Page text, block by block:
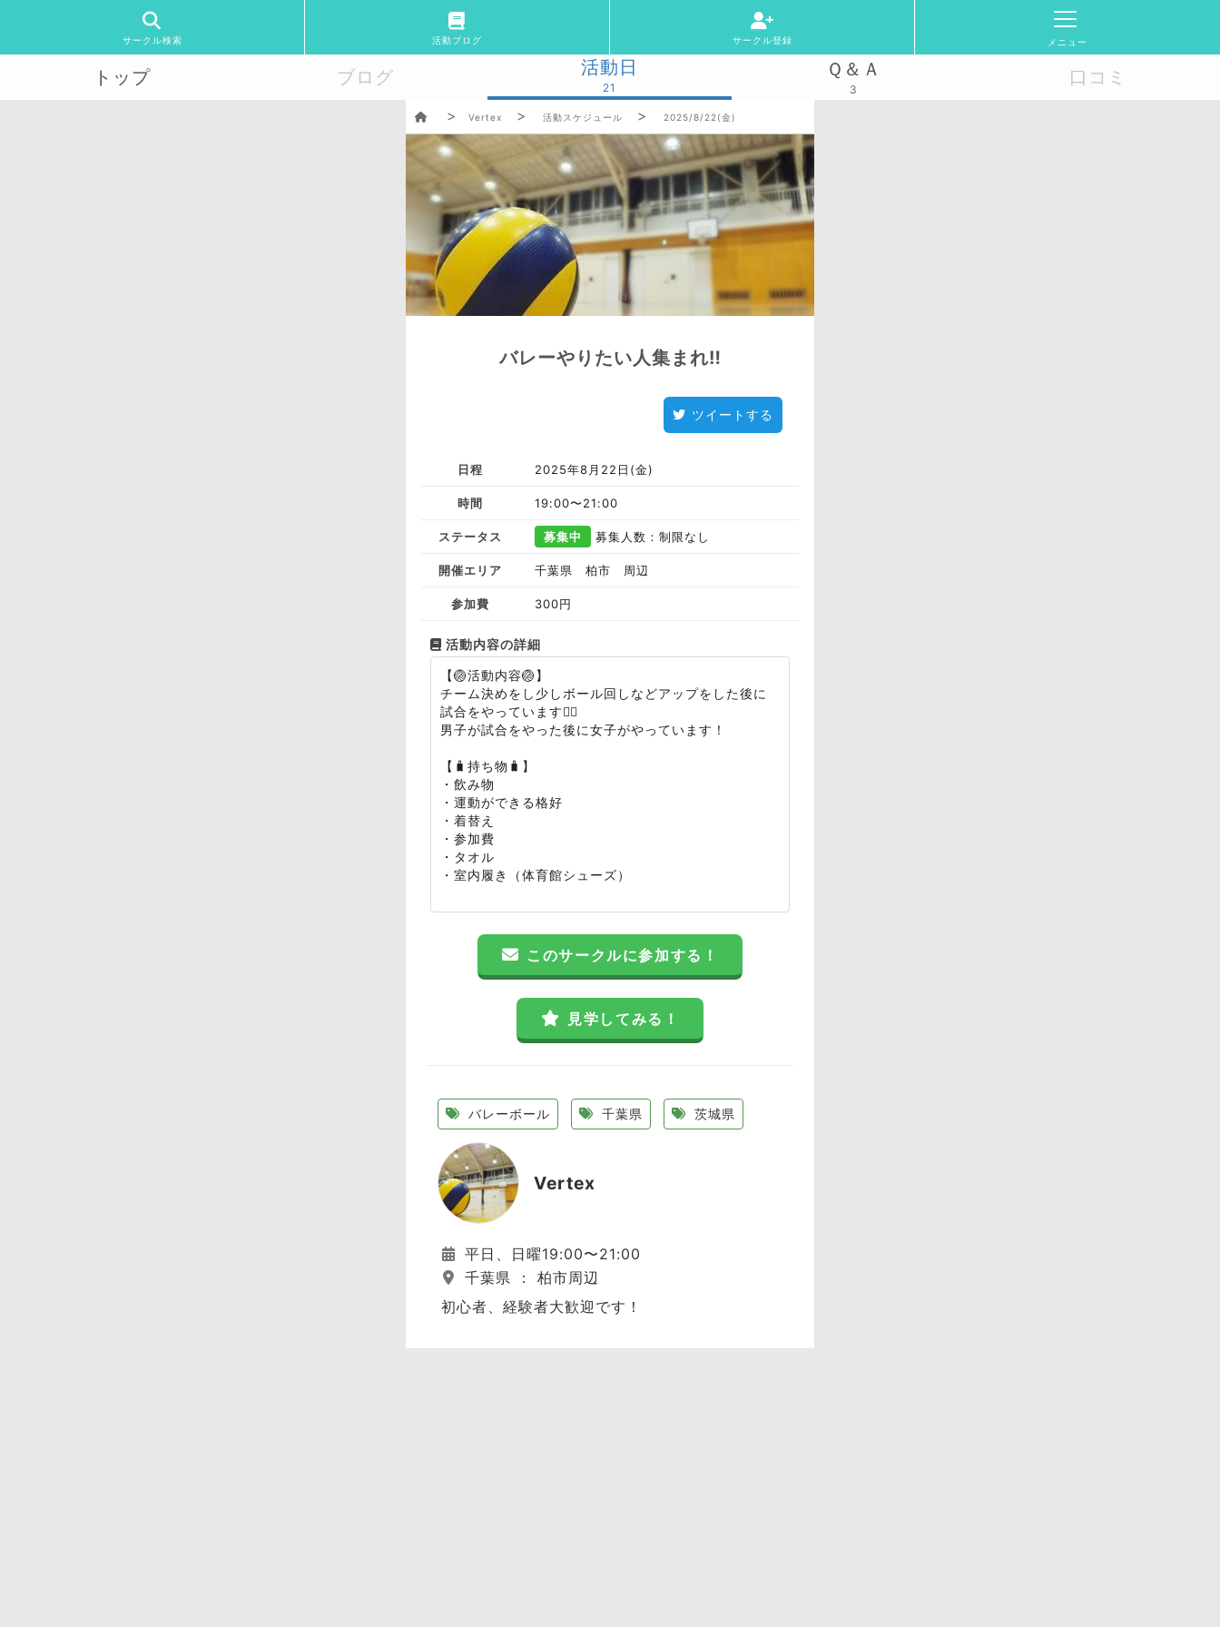
サークル検索 活動ブログ サークル登録 メニュー
トップ ブログ 活動日
21
Ｑ＆Ａ
3
口コミ
Vertex 活動スケジュール 2025/8/22(金)
バレーやりたい人集まれ‼︎
ツイートする
日程 2025年8月22日(金)
時間 19:00〜21:00
ステータス 募集中 募集人数：制限なし
開催エリア 千葉県 柏市 周辺
参加費 300円
活動内容の詳細
【🏐活動内容🏐】
チーム決めをし少しボール回しなどアップをした後に
試合をやっています🙆‍♀️
男子が試合をやった後に女子がやっています！
【🧳持ち物🧳】
・飲み物
・運動ができる格好
・着替え
・参加費
・タオル
・室内履き（体育館シューズ）
このサークルに参加する！
見学してみる！
バレーボール 千葉県 茨城県
Vertex
平日、日曜19:00〜21:00
千葉県 ： 柏市周辺
初心者、経験者大歓迎です！